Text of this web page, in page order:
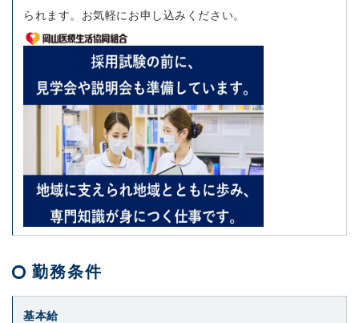
られます。お気軽にお申し込みください。
勤務条件
基本給